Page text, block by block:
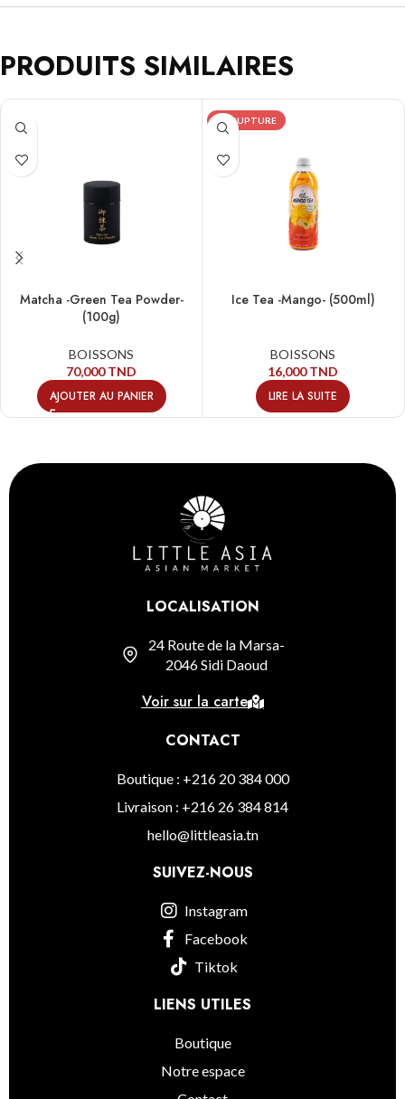
PRODUITS SIMILAIRES
Matcha -Green Tea Powder-
(100g)
BOISSONS
70,000TND
AJOUTER AU PANIER
EN RUPTURE
Ice Tea -Mango- (500ml)
BOISSONS
16,000TND
LIRE LA SUITE
LOCALISATION
24 Route de la Marsa-
2046 Sidi Daoud
Voir sur la carte
CONTACT
Boutique : +216 20 384 000
Livraison : +216 26 384 814
hello@littleasia.tn
SUIVEZ-NOUS
Instagram
Facebook
Tiktok
LIENS UTILES
Boutique
Notre espace